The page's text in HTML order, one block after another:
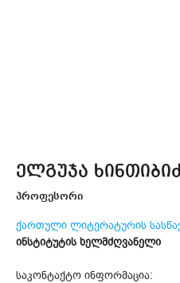
ელგუჯა
პროფესორი
ქართული ლიტერატურის
ინსტიტუტის ხელმძღვანელი
საკონტაქტო ინფორმაცია: